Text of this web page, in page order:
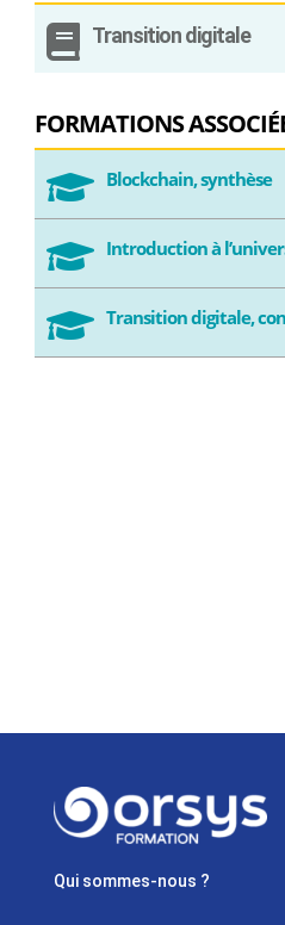
 Transition digitale
FORMATIONS
 Blockchain, synthèse
 Introduction à
 Transition digitale,
Qui sommes-nous ?